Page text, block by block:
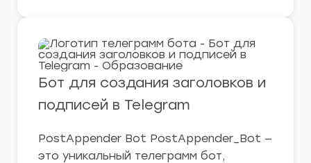
Бот для создания заголовков и
подписей в Telegram
PostAppender Bot PostAppender_Bot —
это уникальный телеграмм бот,